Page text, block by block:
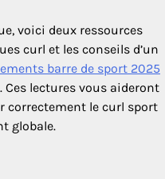
voici deux ressources
curl et les conseils d’un
barre de sport 2025
. Ces lectures vous aideront
correctement le curl sport
globale.